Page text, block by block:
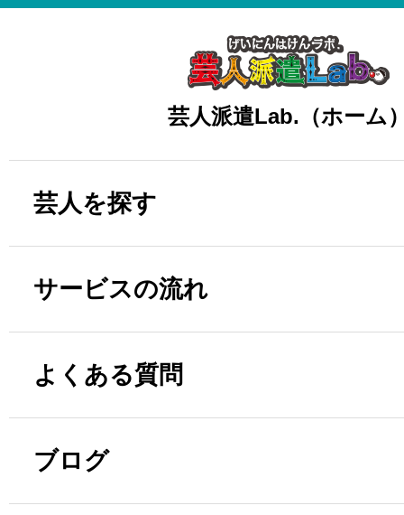
芸人派遣Lab.（ホーム
芸人を探す
サービスの流れ
よくある質問
ブログ